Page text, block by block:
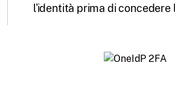
l'identità prima di concedere